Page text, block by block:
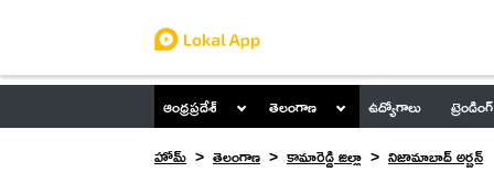
ఆంధ్రప్రదేశ్ తెలంగాణ ఉద్యోగాలు ట్రెండింగ్
హోమ్
తెలంగాణ కామారెడ్డి జిల్లా నిజామాబాద్ అర్బన్